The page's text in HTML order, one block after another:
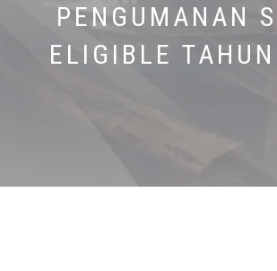
PENGUMANAN
ELIGIBLE